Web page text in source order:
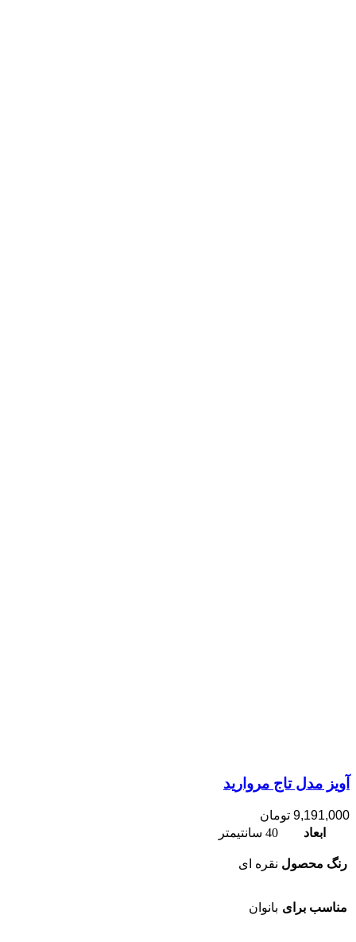
آویز مدل تاج مروارید
9,191,000 تومان
ابعاد
40 سانتیمتر
رنگ محصول نقره ای
مناسب برای بانوان